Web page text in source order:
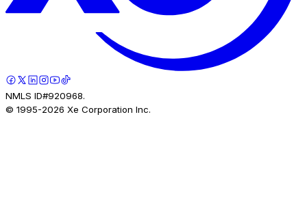
NMLS ID#920968.
© 1995-2026 Xe Corporation Inc.